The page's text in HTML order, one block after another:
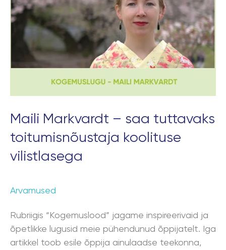
Maili Markvardt – saa tuttavaks
toitumisnõustaja koolituse
vilistlasega
Arvamused
Rubriigis “Kogemuslood” jagame inspireerivaid ja
õpetlikke lugusid meie pühendunud õppijatelt. Iga
artikkel toob esile õppija ainulaadse teekonna,
saa
tuttavaks
toitumisnõustaja
koolituse
vilistlasega